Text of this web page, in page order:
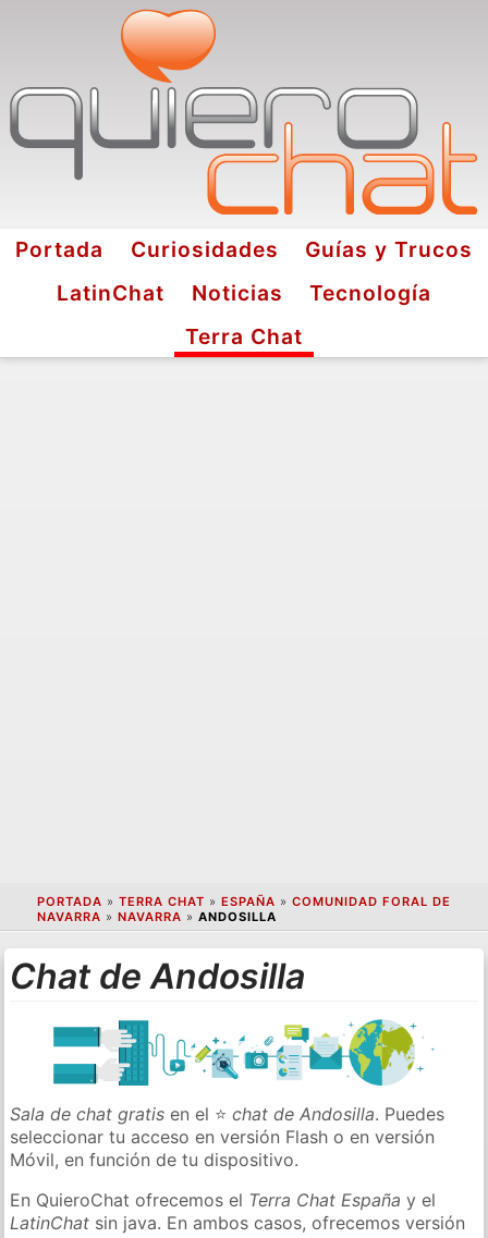
Portada Curiosidades
Guías y Trucos
LatinChat
Noticias
Tecnología
Terra Chat
PORTADA » TERRA CHAT » ESPAÑA » COMUNIDAD FORAL DE
NAVARRA » NAVARRA » ANDOSILLA
Chat de Andosilla
Sala de chat gratis en el ⭐chat de Andosilla. Puedes
seleccionar tu acceso en versión Flash o en versión
Móvil, en función de tu dispositivo.
En QuieroChat ofrecemos el Terra Chat España y el
LatinChat sin java. En ambos casos, ofrecemos versión